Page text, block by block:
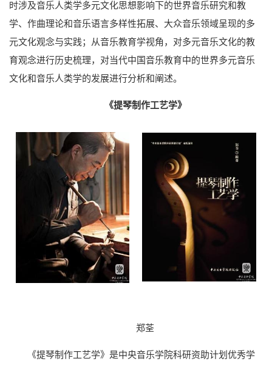
时涉及音乐人类学多元文化思想影响下的世界音乐研究和教
学、作曲理论和音乐语言多样性拓展、大众音乐领域呈现的多
元文化观念与实践；从音乐教育学视角，对多元音乐文化的教
育观念进行历史梳理，对当代中国音乐教育中的世界多元音乐
文化和音乐人类学的发展进行分析和阐述。
《提琴制作工艺学》
郑荃
《提琴制作工艺学》是中央音乐学院科研资助计划优秀学